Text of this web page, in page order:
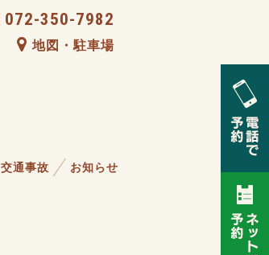
072-350-7982
地図・駐車場
交通事故 お知らせ